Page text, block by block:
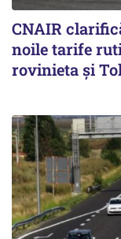
CNAIR
noile tarife
rovinieta și